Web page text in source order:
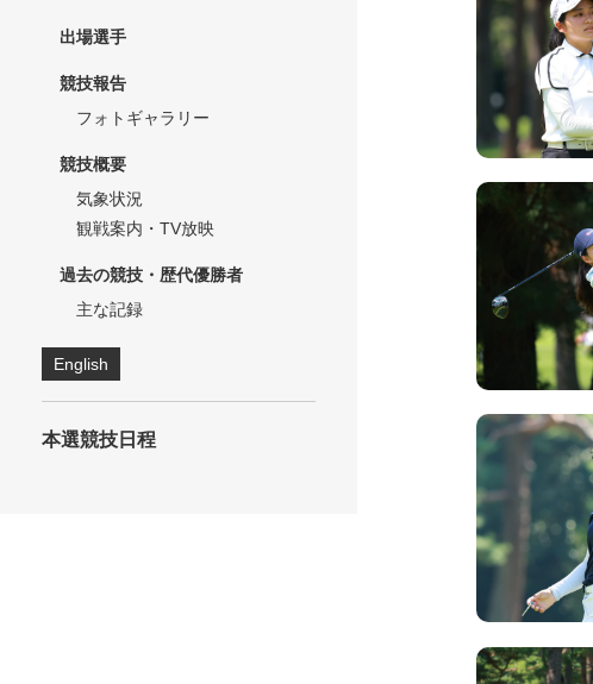
出場選手
競技報告
フォトギャラリー
競技概要
気象状況
観戦案内・TV放映
過去の競技・歴代優勝者
主な記録
English
本選競技日程